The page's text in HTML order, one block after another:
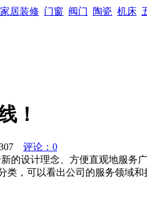
家居装修 门窗 阀门 陶瓷 机床
！
评论：0
的设计理念、方便直观地服
，可以看出公司的服务领域